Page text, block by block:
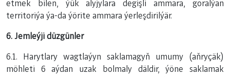
etmek bilen, ýük alyjylara degişli ammara, goralýan
territoriýa ýa-da ýörite ammara ýerleşdirilýär.
6. Jemleýji düzgünler
6.1. Harytlary wagtlaýyn saklamagyň umumy (aňryçäk)
möhleti 6 aýdan uzak bolmaly däldir, ýöne saklamak